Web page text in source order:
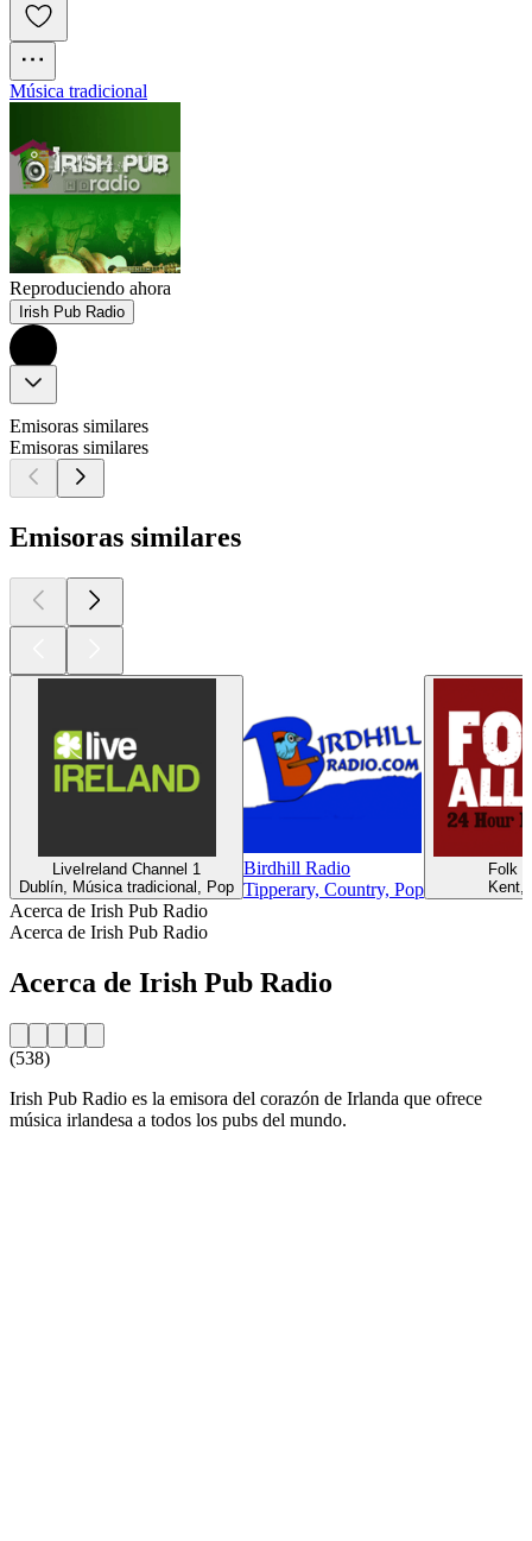
Música tradicional
Reproduciendo ahora
Irish Pub Radio
Emisoras similares
Emisoras similares
Emisoras similares
LiveIreland Channel 1
Dublín, Música tradicional, Pop
Birdhill Radio
Tipperary, Country, Pop
Folk
Kent,
Acerca de Irish Pub Radio
Acerca de Irish Pub Radio
Acerca de Irish Pub Radio
(538)
Irish Pub Radio es la emisora del corazón de Irlanda que ofrece
música irlandesa a todos los pubs del mundo.